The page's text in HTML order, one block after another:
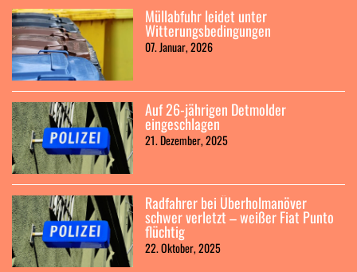
Müllabfuhr leidet unter
Witterungsbedingungen
07. Januar, 2026
Auf 26-jährigen Detmolder
eingeschlagen
21. Dezember, 2025
Radfahrer bei Überholmanöver
schwer verletzt – weißer Fiat Punto
flüchtig
22. Oktober, 2025